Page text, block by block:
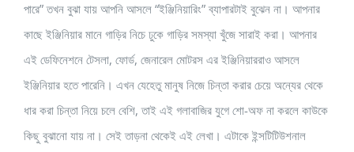
পারে” তখন বুঝা যায় আপনি আসলে “ইঞ্জিনিয়ারিং” ব্যাপারটাই বুঝেন না। আপনার
কাছে ইঞ্জিনিয়ার মানে গাড়ির নিচে ঢুকে গাড়ির সমস্যা খুঁজে সারাই করা। আপনার
এই ডেফিনেশনে টেসলা, ফোর্ড, জেনারেল মোটরস এর ইঞ্জিনিয়াররাও আসলে
ইঞ্জিনিয়ার হতে পারেনি। এখন যেহেতু মানুষ নিজে চিন্তা করার চেয়ে অন্যের থেকে
ধার করা চিন্তা নিয়ে চলে বেশি, তাই এই গলাবাজির যুগে শো-অফ না করলে কাউকে
কিছু বুঝানো যায় না। সেই তাড়না থেকেই এই লেখা। এটাকে ইন্সটিটিউশনাল